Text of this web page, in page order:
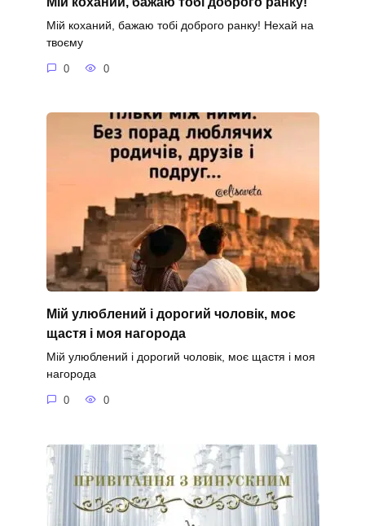
Мій коханий, бажаю тобі доброго ранку! Нехай на
твоєму
0 0
Мій улюблений і дорогий чоловік, моє
щастя і моя нагорода
Мій улюблений і дорогий чоловік, моє щастя і моя
нагорода
0 0